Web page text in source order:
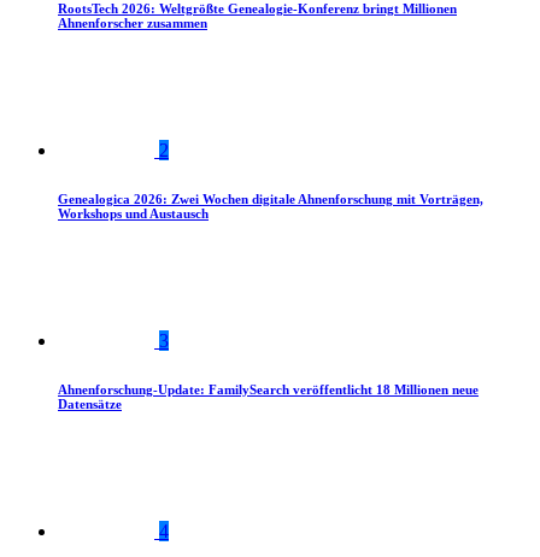
RootsTech 2026: Weltgrößte Genealogie-Konferenz bringt Millionen
Ahnenforscher zusammen
2
Genealogica 2026: Zwei Wochen digitale Ahnenforschung mit Vorträgen,
Workshops und Austausch
3
Ahnenforschung-Update: FamilySearch veröffentlicht 18 Millionen neue
Datensätze
4